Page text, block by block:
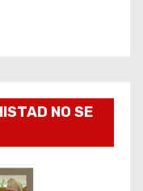
NO SE